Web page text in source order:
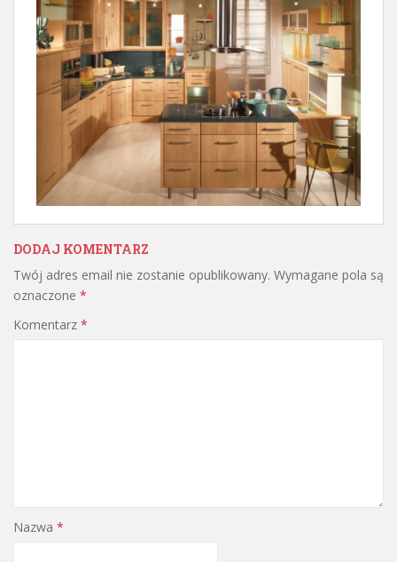
DODAJ KOMENTARZ
Twój adres email nie zostanie opublikowany. Wymagane pola są
oznaczone *
Komentarz *
Nazwa *